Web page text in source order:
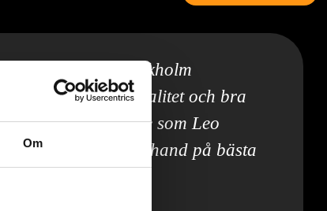
Om
i Bromma, Stockholm
på tid med hög kvalitet och bra
med det arbete som Leo
skulle tas om hand på bästa